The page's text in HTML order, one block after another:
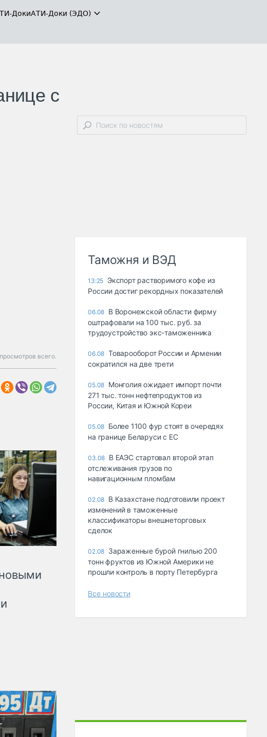
ДокиАТИ-Доки (ЭДО)
с
всего.
Таможня и ВЭД
13:25 Экспорт растворимого кофе из
России достиг рекордных показателей
06.08 В Воронежской области фирму
оштрафовали на 100 тыс. руб. за
трудоустройство экс-таможенника
06.08 Товарооборот России и Армении
сократился на две трети
05.08 Монголия ожидает импорт почти
271 тыс. тонн нефтепродуктов из
России, Китая и Южной Кореи
05.08 Более 1100 фур стоят в очередях
на границе Беларуси с ЕС
03.08 В ЕАЭС стартовал второй этап
отслеживания грузов по
навигационным пломбам
02.08 В Казахстане подготовили проект
изменений в таможенные
классификаторы внешнеторговых
сделок
02.08 Зараженные бурой гнилью 200
тонн фруктов из Южной Америки не
прошли контроль в порту Петербурга
Все новости